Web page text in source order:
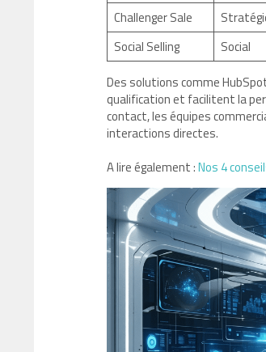
Challenger Sale
Social Selling
Social
Des solutions comme
qualification et facilitent la
contact, les équipes
interactions directes.
A lire également :Nos 4